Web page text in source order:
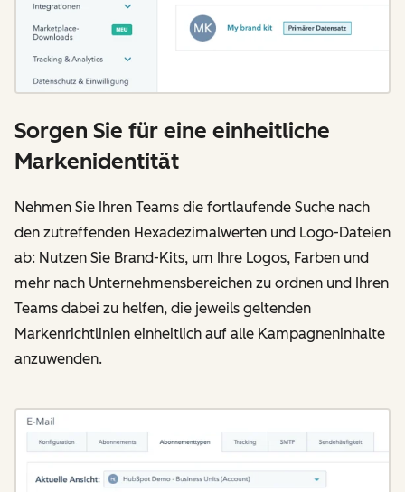
Sorgen Sie für eine einheitliche
Markenidentität
Nehmen Sie Ihren Teams die fortlaufende Suche nach
den zutreffenden Hexadezimalwerten und Logo-Dateien
ab: Nutzen Sie Brand-Kits, um Ihre Logos, Farben und
mehr nach Unternehmensbereichen zu ordnen und Ihren
Teams dabei zu helfen, die jeweils geltenden
Markenrichtlinien einheitlich auf alle Kampagneninhalte
anzuwenden.